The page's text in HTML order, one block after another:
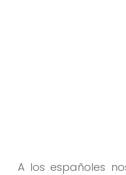
A los españoles